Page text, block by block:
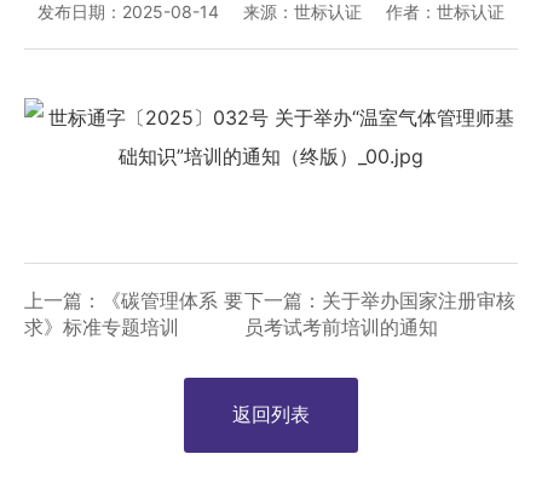
发布日期：2025-08-14 来源：世标认证 作者：世标认证
上一篇：《碳管理体系 要
求》标准专题培训
下一篇：关于举办国家注册审核
员考试考前培训的通知
返回列表